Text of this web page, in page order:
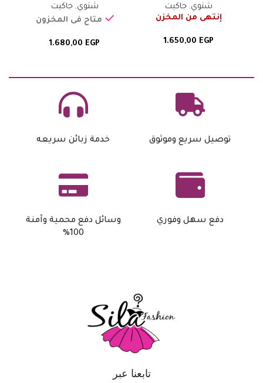
شتوي,جاكيت
إنتهى من المخزن
1.650,00 EGP
شتوي,جاكيت
متاح فى المخزون
1.680,00 EGP
دفع سهل وفوري
وسائل دفع محمية وآمنة
100%
توصيل سريع وموثوق خدمة زبائن سريعه
تابعنا عبر